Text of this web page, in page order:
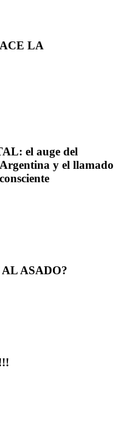
LA
el auge del
y el llamado
ASADO?